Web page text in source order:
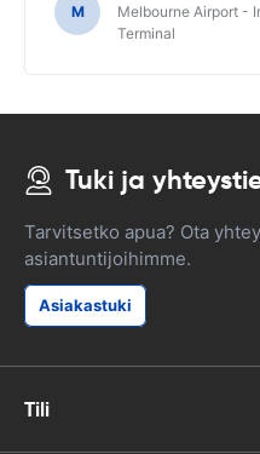
M
Melbourne Airport -
Terminal
Tuki ja
Tarvitsetko apua? Ota
asiantuntijoihimme.
Asiakastuki
Tili